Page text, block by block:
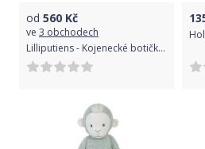
od 560 Kč
ve 3 obchodech
Lilliputiens - Kojenecké botičky - liška Alice